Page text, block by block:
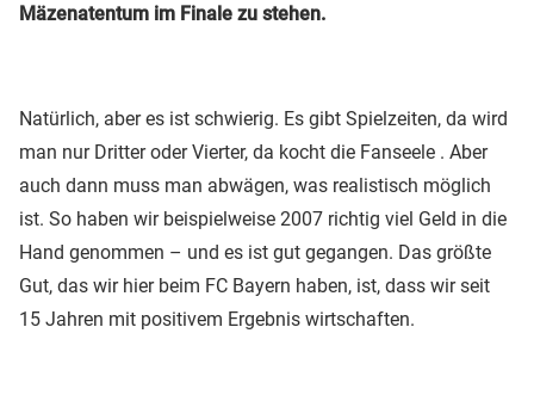
Mäzenatentum im Finale zu stehen.
Natürlich, aber es ist schwierig. Es gibt Spielzeiten, da wird
man nur Dritter oder Vierter, da kocht die Fanseele . Aber
auch dann muss man abwägen, was realistisch möglich
ist. So haben wir beispielweise 2007 richtig viel Geld in die
Hand genommen – und es ist gut gegangen. Das größte
Gut, das wir hier beim FC Bayern haben, ist, dass wir seit
15 Jahren mit positivem Ergebnis wirtschaften.